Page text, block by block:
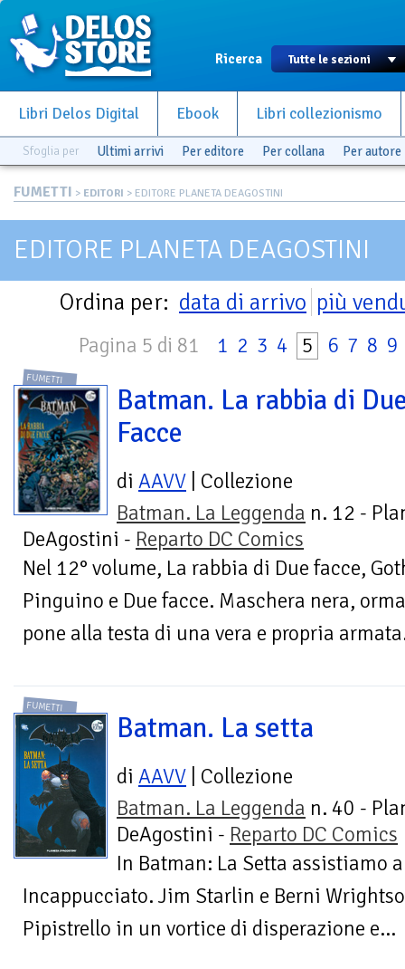
Ricerca
Libri Delos Digital Ebook Libri collezionismo
Sfoglia per Ultimi arrivi Per editore Per collana Per autore
FUMETTI > EDITORI > EDITORE PLANETA DEAGOSTINI
EDITORE PLANETA DEAGOSTINI
Ordina per: data di arrivo più
Pagina 5 di 81 1 2 3 4 5 6 7 8 9
FUMETTI
Batman. La rabbia di
Facce
di AAVV | Collezione
Batman. La Leggenda n. 12 -
DeAgostini - Reparto DC Comics
Nel 12° volume, La rabbia di Due facce,
Pinguino e Due facce. Maschera nera,
pone alla testa di una vera e propria
FUMETTI
Batman. La setta
di AAVV | Collezione
Batman. La Leggenda n. 40 -
DeAgostini - Reparto DC Comics
In Batman: La Setta assistiamo
Incappucciato. Jim Starlin e Berni
Pipistrello in un vortice di disperazione e...